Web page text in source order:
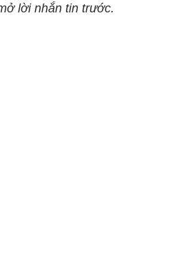
lời nhắn tin trước.